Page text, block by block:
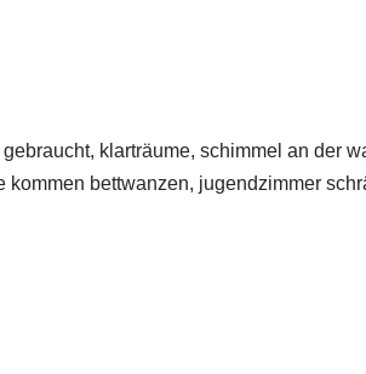
klarträume, schimmel an der
bettwanzen, jugendzimmer